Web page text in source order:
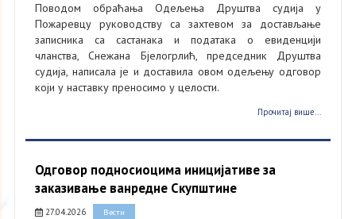
Поводом обраћања Одељења Друштва судија у
Пожаревцу руководству са захтевом за достављање
записника са састанака и података о евиденцији
чланства, Снежана Бјелогрлић, председник Друштва
судија, написала је и доставила овом одељењу одговор
који у наставку преносимо у целости.
Прочитај више...
Одговор подносиоцима иницијативе за
заказивање ванредне Скупштине
27.04.2026 Вести